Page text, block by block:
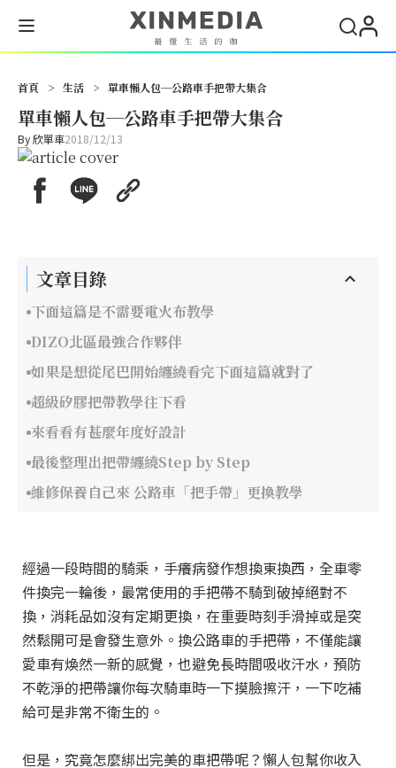
首頁 > 生活 > 單車懶人包─公路車手把帶大集合
單車懶人包─公路車手把帶大集合
By欣單車2018/12/13
文章目錄
下面這篇是不需要電火布教學
DIZO北區最強合作夥伴
如果是想從尾巴開始纏繞看完下面這篇就對了
超級矽膠把帶教學往下看
來看看有甚麼年度好設計
最後整理出把帶纏繞Step by Step
維修保養自己來 公路車「把手帶」更換教學
經過一段時間的騎乘，手癢病發作想換東換西，全車零
件換完一輪後，最常使用的手把帶不騎到破掉絕對不
換，消耗品如沒有定期更換，在重要時刻手滑掉或是突
然鬆開可是會發生意外。換公路車的手把帶，不僅能讓
愛車有煥然一新的感覺，也避免長時間吸收汗水，預防
不乾淨的把帶讓你每次騎車時一下摸臉擦汗，一下吃補
給可是非常不衛生的。
但是，究竟怎麼綁出完美的車把帶呢？懶人包幫你收入